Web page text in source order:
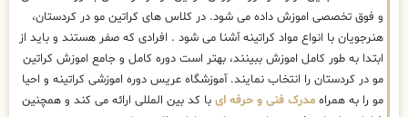
و فوق تخصصی اموزش داده می شود. در کلاس های کراتین مو در کردستان،
هنرجویان با انواع مواد کراتینه آشنا می شود . افرادی که صفر هستند و باید از
ابتدا به طور کامل اموزش ببینند، بهتر است دوره کامل و جامع اموزش کراتین
مو در کردستان را انتخاب نمایند. آموزشگاه عریس دوره اموزشی کراتینه و احیا
مو را به همراه مدرک فنی و حرفه ای با کد بین المللی ارائه می کند و همچنین